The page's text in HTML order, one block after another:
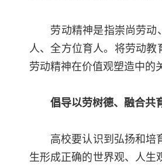
劳动精神是指崇尚劳动
人、全方位育人。将劳动教
劳动精神在价值观塑造中的
倡导以劳树德、融合共
高校要认识到弘扬和培育
生形成正确的世界观、人生